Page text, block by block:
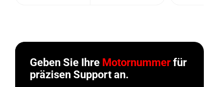
Geben Sie Ihre Motornummer für
präzisen Support an.